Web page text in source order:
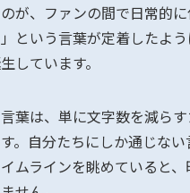
が、ファンの間で日常的
という言葉が定着したよ
しています。
葉は、単に文字数を減ら
。自分たちにしか通じな
ムラインを眺めていると